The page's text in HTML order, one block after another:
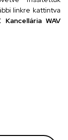
1.
linkre kattintva
Kancellária WAV